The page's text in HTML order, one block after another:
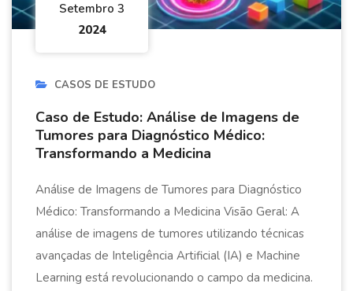
Setembro 3
2024
CASOS DE ESTUDO
Caso de Estudo: Análise de Imagens de
Tumores para Diagnóstico Médico:
Transformando a Medicina
Análise de Imagens de Tumores para Diagnóstico
Médico: Transformando a Medicina Visão Geral: A
análise de imagens de tumores utilizando técnicas
avançadas de Inteligência Artificial (IA) e Machine
Learning está revolucionando o campo da medicina.